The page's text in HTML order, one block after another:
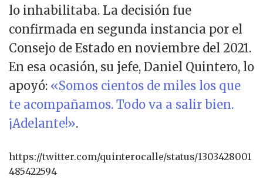
lo inhabilitaba. La decisión fue
confirmada en segunda instancia por el
Consejo de Estado en noviembre del 2021.
En esa ocasión, su jefe, Daniel Quintero, lo
apoyó: «Somos cientos de miles los que
te acompañamos. Todo va a salir bien.
¡Adelante!».
https://twitter.com/quinterocalle/status/1303428001
485422594